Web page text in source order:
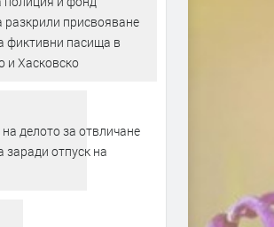
Входът в басейните в
Кърджалийско скочи двойно с
разкрили присвояване
фиктивни пасища в
и Хасковско
делото за отвличане
отпуск на